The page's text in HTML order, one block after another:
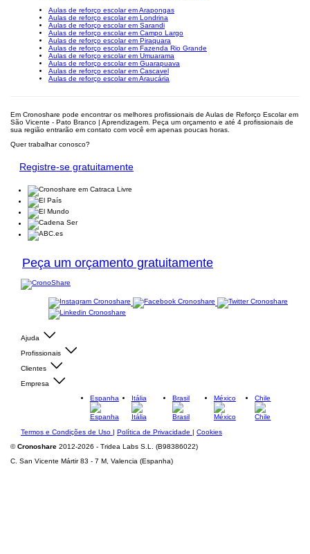
Aulas de reforço escolar em Arapongas
Aulas de reforço escolar em Londrina
Aulas de reforço escolar em Sarandi
Aulas de reforço escolar em Campo Largo
Aulas de reforço escolar em Piraquara
Aulas de reforço escolar em Fazenda Rio Grande
Aulas de reforço escolar em Umuarama
Aulas de reforço escolar em Guarapuava
Aulas de reforço escolar em Cascavel
Aulas de reforço escolar em Araucária
Em Cronoshare pode encontrar os melhores profissionais de Aulas de Reforço Escolar em
São Vicente - Pato Branco | Aprendizagem. Peça um orçamento e até 4 profissionais de
sua região entrarão em contato com você em apenas poucas horas.
Quer trabalhar conosco?
Registre-se gratuitamente
Peça um orçamento gratuitamente
Ajuda
Profissionais
Clientes
Empresa
Espanha
Itália Brasil México Chile
Termos e Condições de Uso | Política de Privacidade | Cookies
©Cronoshare 2012-2026 - Tridea Labs S.L. (B98386022)
C. San Vicente Mártir 83 - 7 M, Valencia (Espanha)